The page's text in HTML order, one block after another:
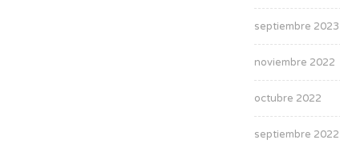
septiembre 2023
noviembre 2022
octubre 2022
septiembre 2022